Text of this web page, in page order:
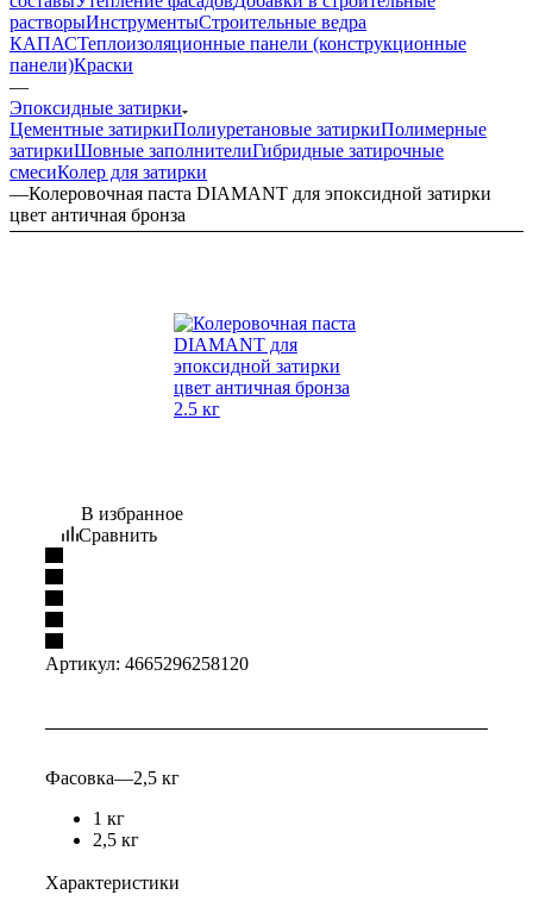
растворыИнструментыСтроительные ведра
КАПАСТеплоизоляционные панели (конструкционные
панели)Краски
—
Эпоксидные затирки
Цементные затиркиПолиуретановые затиркиПолимерные
затиркиШовные заполнителиГибридные затирочные
смесиКолер для затирки
—Колеровочная паста DIAMANT для эпоксидной затирки
цвет античная бронза
В избранное
Сравнить
Артикул: 4665296258120
Фасовка—2,5 кг
1 кг
2,5 кг
Характеристики